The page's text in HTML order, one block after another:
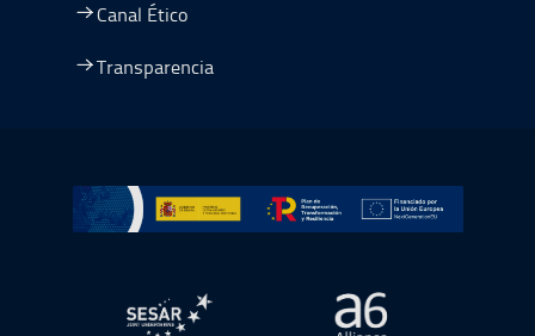
Canal Ético
Transparencia
Ir a Plan de Recuperación, Transformación y